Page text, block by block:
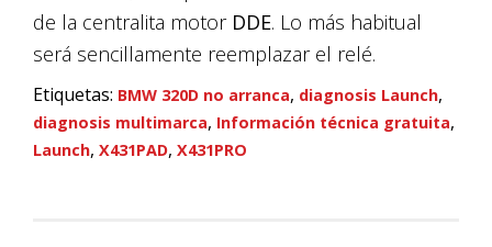
de la centralita motor DDE. Lo más habitual
será sencillamente reemplazar el relé.
Etiquetas: BMW 320D no arranca, diagnosis Launch,
diagnosis multimarca, Información técnica gratuita,
Launch, X431PAD, X431PRO